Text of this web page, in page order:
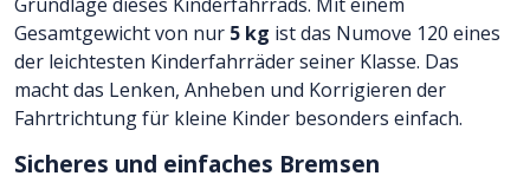
Gesamtgewicht von nur 5 kg ist das Numove 120 eines
der leichtesten Kinderfahrräder seiner Klasse. Das
macht das Lenken, Anheben und Korrigieren der
Fahrtrichtung für kleine Kinder besonders einfach.
Sicheres und einfaches Bremsen